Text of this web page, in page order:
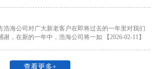
浩海公司对广大新老客户在即将过去的一年里对我们
，在新的一年中，浩海公司将一如 【2026-02-11】
查看更多+